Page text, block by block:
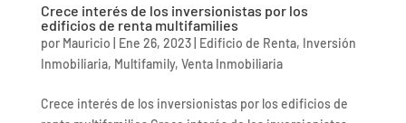
Crece interés de los inversionistas por los
edificios de renta multifamilies
por Mauricio Ene 26, 2023| Edificio de Renta, Inversión
Inmobiliaria, Multifamily, Venta Inmobiliaria
Crece interés de los inversionistas por los edificios de